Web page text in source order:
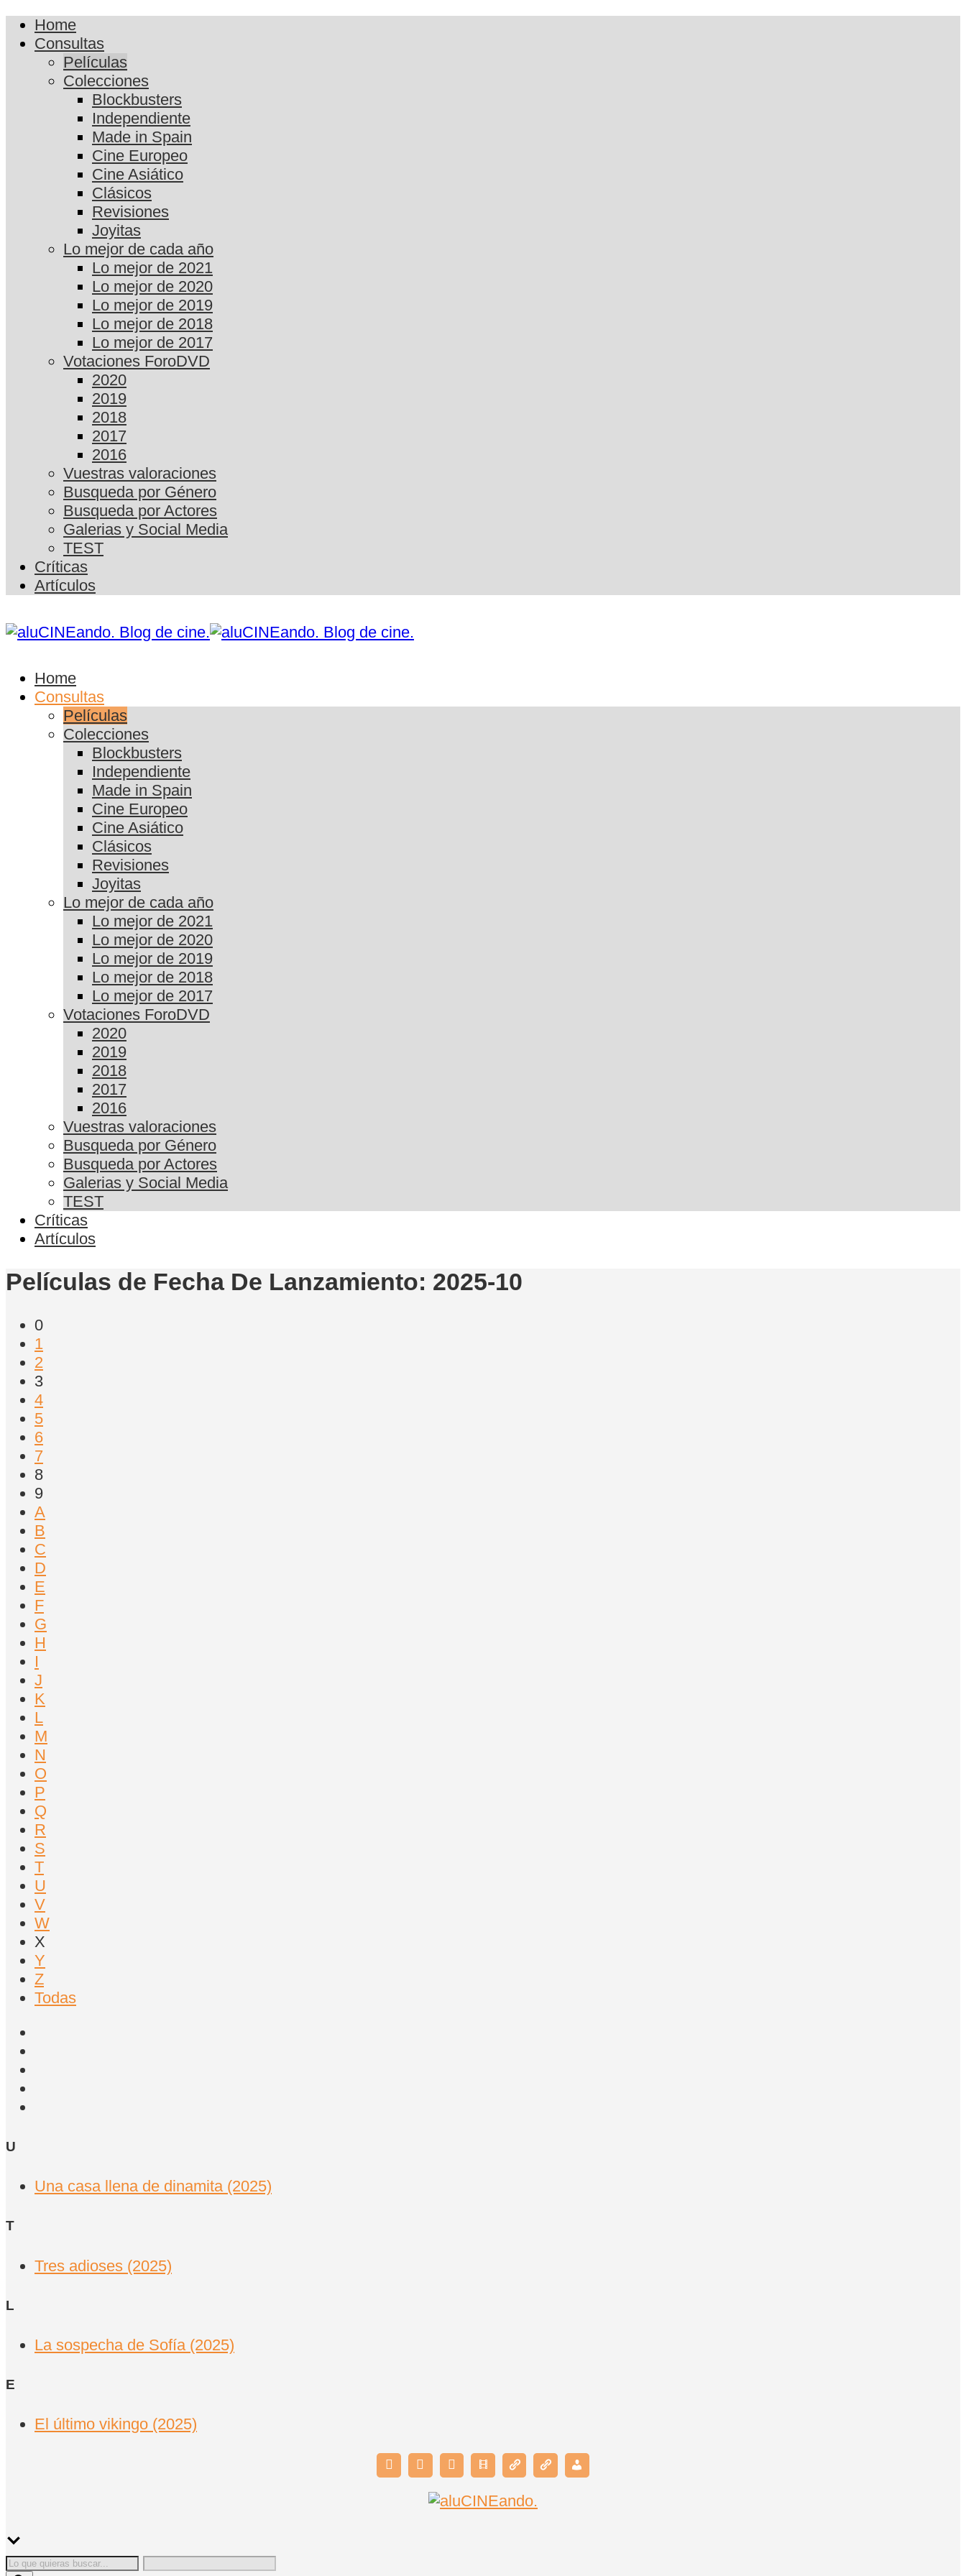
Home
Consultas
Películas
Colecciones
Blockbusters
Independiente
Made in Spain
Cine Europeo
Cine Asiático
Clásicos
Revisiones
Joyitas
Lo mejor de cada año
Lo mejor de 2021
Lo mejor de 2020
Lo mejor de 2019
Lo mejor de 2018
Lo mejor de 2017
Votaciones ForoDVD
2020
2019
2018
2017
2016
Vuestras valoraciones
Busqueda por Género
Busqueda por Actores
Galerias y Social Media
TEST
Críticas
Artículos
Home
Consultas
Películas
Colecciones
Blockbusters
Independiente
Made in Spain
Cine Europeo
Cine Asiático
Clásicos
Revisiones
Joyitas
Lo mejor de cada año
Lo mejor de 2021
Lo mejor de 2020
Lo mejor de 2019
Lo mejor de 2018
Lo mejor de 2017
Votaciones ForoDVD
2020
2019
2018
2017
2016
Vuestras valoraciones
Busqueda por Género
Busqueda por Actores
Galerias y Social Media
TEST
Críticas
Artículos
Películas de Fecha De Lanzamiento: 2025-10
0
1
2
3
4
5
6
7
8
9
A
B
C
D
E
F
G
H
I
J
K
L
M
N
O
P
Q
R
S
T
U
V
W
X
Y
Z
Todas
U
Una casa llena de dinamita (2025)
T
Tres adioses (2025)
L
La sospecha de Sofía (2025)
E
El último vikingo (2025)